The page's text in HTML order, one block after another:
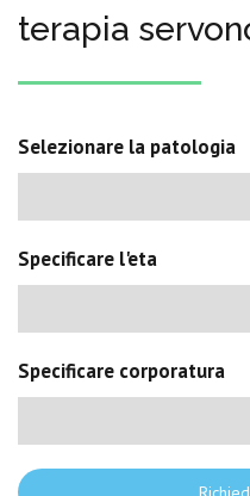
terapia
Selezionare la patologia
Specificare l'eta
Specificare corporatura